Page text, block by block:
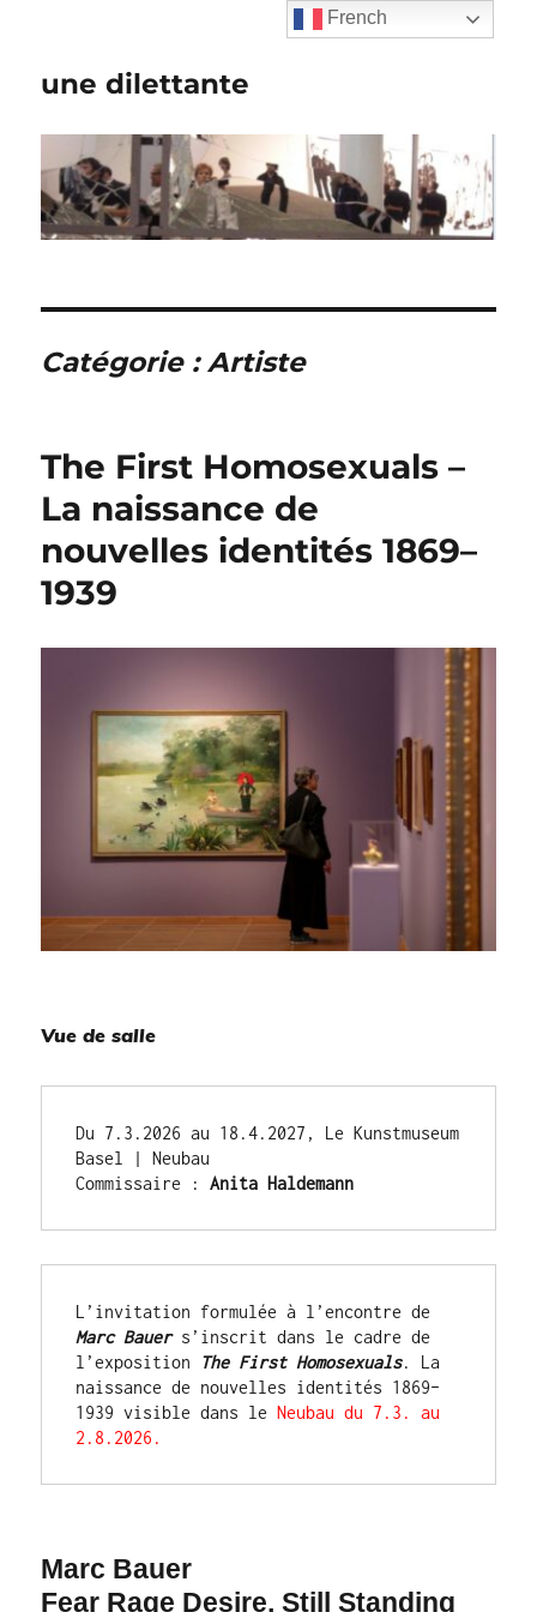
une dilettante
Catégorie :Artiste
The First Homosexuals –
La naissance de
nouvelles identités 1869–
1939
Vue de salle
Du 7.3.2026 au 18.4.2027, Le Kunstmuseum
Basel | Neubau
Commissaire : Anita Haldemann
Marc Bauer s’inscrit dans le cadre de
l’exposition The First Homosexuals. La
naissance de nouvelles identités 1869–
1939 visible dans le Neubau du 7.3. au
2.8.2026.
Marc Bauer
Fear Rage Desire, Still Standing
French